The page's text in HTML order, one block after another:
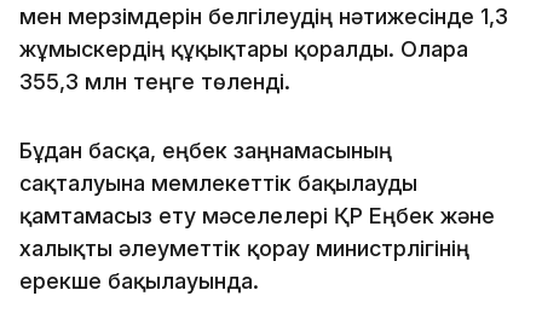
мен мерзімдерін белгілеудің нәтижесінде 1,3
жұмыскердің құқықтары қорғалды. Оларға
355,3 млн теңге төленді.
Бұдан басқа, еңбек заңнамасының
сақталуына мемлекеттік бақылауды
қамтамасыз ету мәселелері ҚР Еңбек және
халықты әлеуметтік қорғау министрлігінің
ерекше бақылауында.